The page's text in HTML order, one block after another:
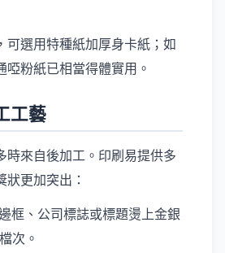
可選用特種紙加厚身卡紙；如
啞粉紙已相當得體實用。
工藝
時來自後加工。印刷易提供多
更加突出：
邊框、公司標誌或標題燙上金銀
次。